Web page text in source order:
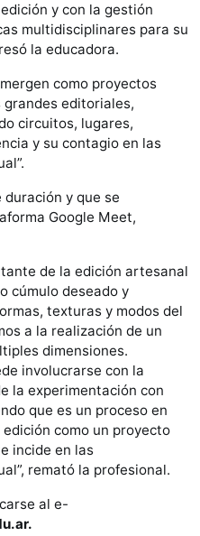
y con la gestión
multidisciplinares para su
la educadora.
como proyectos
editoriales,
circuitos, lugares,
y su contagio en las
duración y que se
Google Meet,
de la edición artesanal
cúmulo deseado y
texturas y modos del
a la realización de un
dimensiones.
involucrarse con la
la experimentación con
que es un proceso en
como un proyecto
incide en las
remató la profesional.
al e-